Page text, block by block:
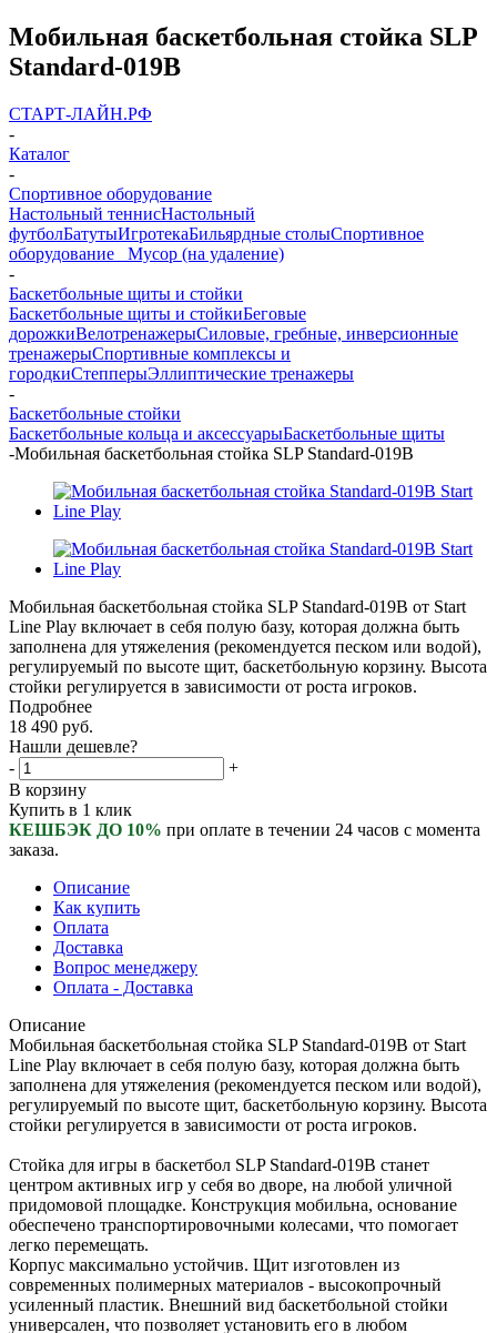
Мобильная баскетбольная стойка SLP
Standard-019B
СТАРТ-ЛАЙН.РФ
-
Каталог
-
Спортивное оборудование
Настольный теннисНастольный
футболБатутыИгротекаБильярдные столыСпортивное
оборудование _ Мусор (на удаление)
-
Баскетбольные щиты и стойки
Баскетбольные щиты и стойкиБеговые
дорожкиВелотренажерыСиловые, гребные, инверсионные
тренажерыСпортивные комплексы и
городкиСтепперыЭллиптические тренажеры
-
Баскетбольные стойки
Баскетбольные кольца и аксессуарыБаскетбольные щиты
-Мобильная баскетбольная стойка SLP Standard-019B
Мобильная баскетбольная стойка SLP Standard-019B от Start
Line Play включает в себя полую базу, которая должна быть
заполнена для утяжеления (рекомендуется песком или водой),
регулируемый по высоте щит, баскетбольную корзину. Высота
стойки регулируется в зависимости от роста игроков.
Подробнее
18 490 руб.
Нашли дешевле?
-
+
В корзину
Купить в 1 клик
КЕШБЭК ДО 10% при оплате в течении 24 часов с момента
заказа.
Описание
Как купить
Оплата
Доставка
Вопрос менеджеру
Оплата - Доставка
Описание
Мобильная баскетбольная стойка SLP Standard-019B от Start
Line Play включает в себя полую базу, которая должна быть
заполнена для утяжеления (рекомендуется песком или водой),
регулируемый по высоте щит, баскетбольную корзину. Высота
стойки регулируется в зависимости от роста игроков.
Стойка для игры в баскетбол SLP Standard-019В станет
центром активных игр у себя во дворе, на любой уличной
придомовой площадке. Конструкция мобильна, основание
обеспечено транспортировочными колесами, что помогает
легко перемещать.
Корпус максимально устойчив. Щит изготовлен из
современных полимерных материалов - высокопрочный
усиленный пластик. Внешний вид баскетбольной стойки
универсален, что позволяет установить его в любом